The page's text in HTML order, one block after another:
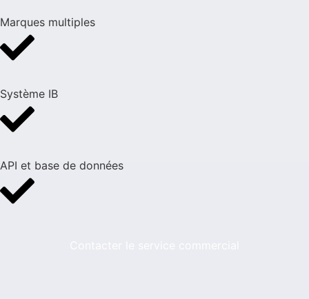
Marques multiples
Système IB
API et base de données